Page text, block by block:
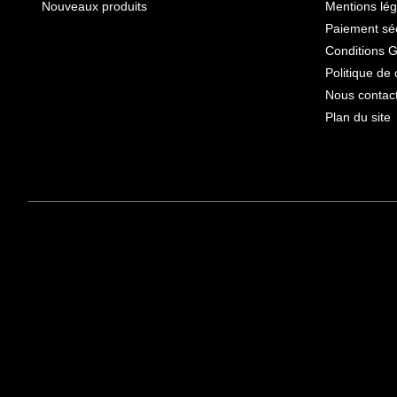
Nouveaux produits
Mentions
Paiement
Conditions
Politique de
Nous
Plan du site